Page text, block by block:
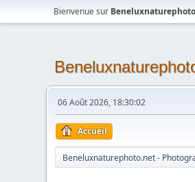
Bienvenue sur
06 Août 2026, 18:30:02
Accueil
Beneluxnaturephoto.net -